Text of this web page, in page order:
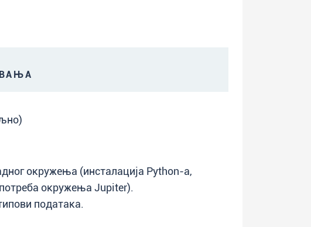
окружења (инсталација Python-а,
окружења Jupiter).
података.